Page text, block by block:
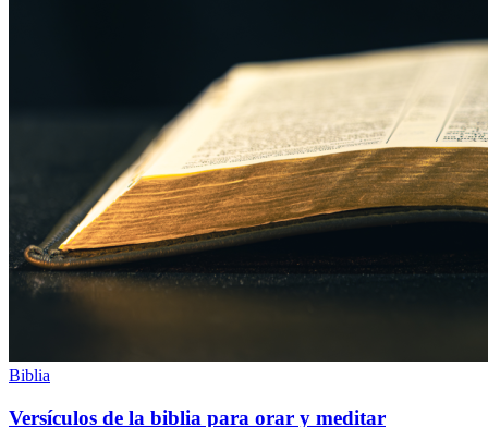
Biblia
Versículos de la biblia para orar y meditar